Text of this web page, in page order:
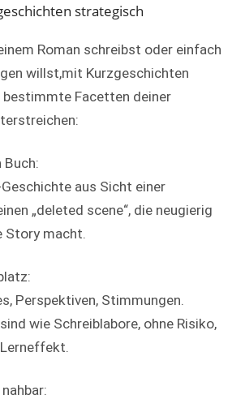
strategisch
Roman schreibst oder einfach
willst,mit Kurzgeschichten
Facetten deiner
Buch:
aus Sicht einer
„deleted scene“, die neugierig
Story macht.
Perspektiven, Stimmungen.
wie Schreiblabore, ohne Risiko,